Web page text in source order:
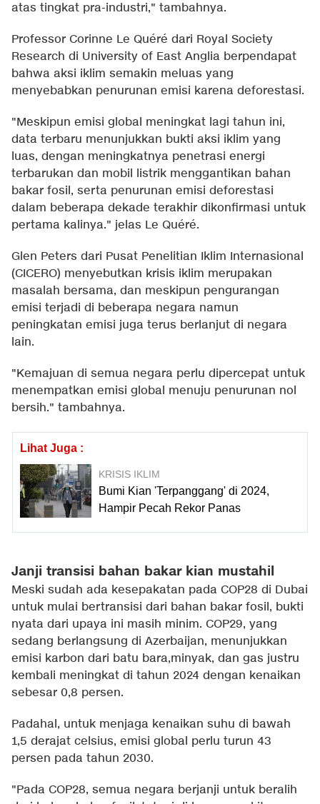
atas tingkat pra-industri," tambahnya.
Professor Corinne Le Quéré dari Royal Society
Research di University of East Anglia berpendapat
bahwa aksi iklim semakin meluas yang
menyebabkan penurunan emisi karena deforestasi.
"Meskipun emisi global meningkat lagi tahun ini,
data terbaru menunjukkan bukti aksi iklim yang
luas, dengan meningkatnya penetrasi energi
terbarukan dan mobil listrik menggantikan bahan
bakar fosil, serta penurunan emisi deforestasi
dalam beberapa dekade terakhir dikonfirmasi untuk
pertama kalinya." jelas Le Quéré.
Glen Peters dari Pusat Penelitian Iklim Internasional
(CICERO) menyebutkan krisis iklim merupakan
masalah bersama, dan meskipun pengurangan
emisi terjadi di beberapa negara namun
peningkatan emisi juga terus berlanjut di negara
lain.
"Kemajuan di semua negara perlu dipercepat untuk
menempatkan emisi global menuju penurunan nol
bersih." tambahnya.
Lihat Juga :
KRISIS IKLIM
Bumi Kian 'Terpanggang' di 2024,
Hampir Pecah Rekor Panas
Janji transisi bahan bakar kian mustahil
Meski sudah ada kesepakatan pada COP28 di Dubai
untuk mulai bertransisi dari bahan bakar fosil, bukti
nyata dari upaya ini masih minim. COP29, yang
sedang berlangsung di Azerbaijan, menunjukkan
emisi karbon dari batu bara,minyak, dan gas justru
kembali meningkat di tahun 2024 dengan kenaikan
sebesar 0,8 persen.
Padahal, untuk menjaga kenaikan suhu di bawah
1,5 derajat celsius, emisi global perlu turun 43
persen pada tahun 2030.
"Pada COP28, semua negara berjanji untuk beralih